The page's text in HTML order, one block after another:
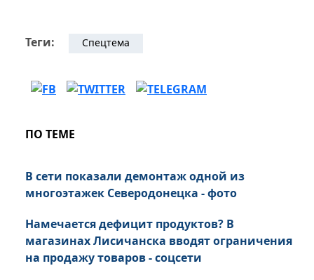
Теги: Спецтема
ПО ТЕМЕ
В сети показали демонтаж одной из
многоэтажек Северодонецка - фото
Намечается дефицит продуктов? В
магазинах Лисичанска вводят ограничения
на продажу товаров - соцсети